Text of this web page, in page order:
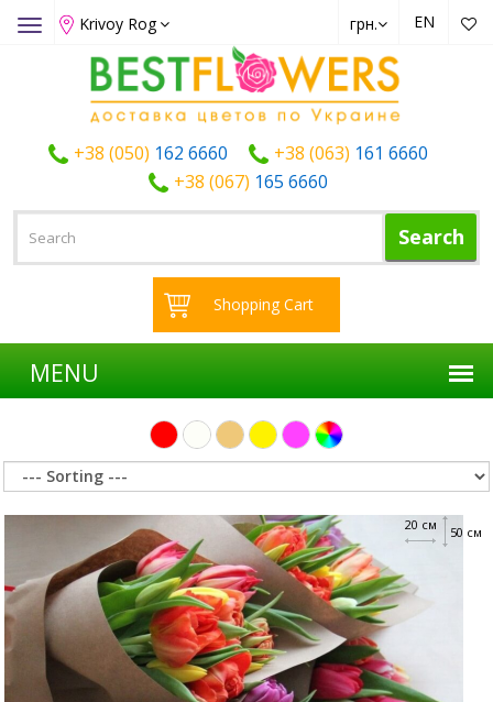
Toggle Krivoy Rog EN
грн.
+38 (050) 162 6660 +38 (063) 161 6660
+38 (067) 165 6660
Search
Shopping Cart
50 см
20 см